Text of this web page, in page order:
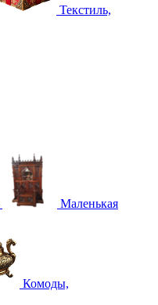
Текстиль,
Маленькая
Комоды,